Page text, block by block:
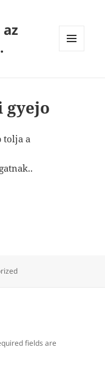
gyejo
tolja a
fields are